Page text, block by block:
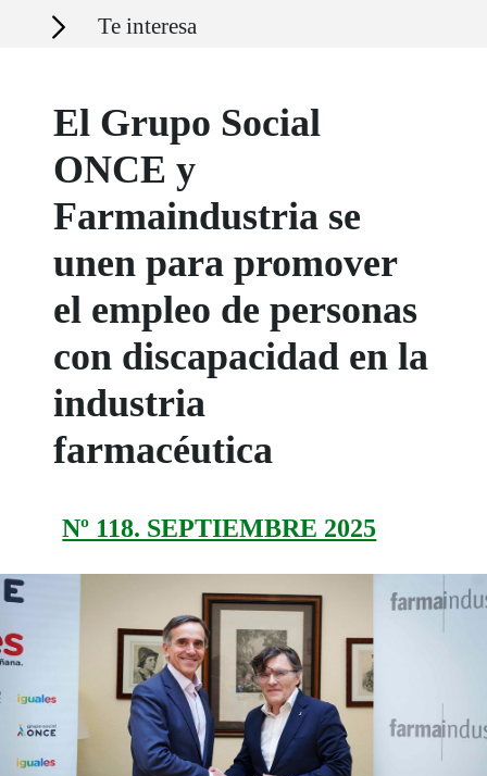
Secciones Te interesa
El Grupo Social
ONCE y
Farmaindustria se
unen para promover
el empleo de personas
con discapacidad en la
industria
farmacéutica
Nº 118. SEPTIEMBRE 2025